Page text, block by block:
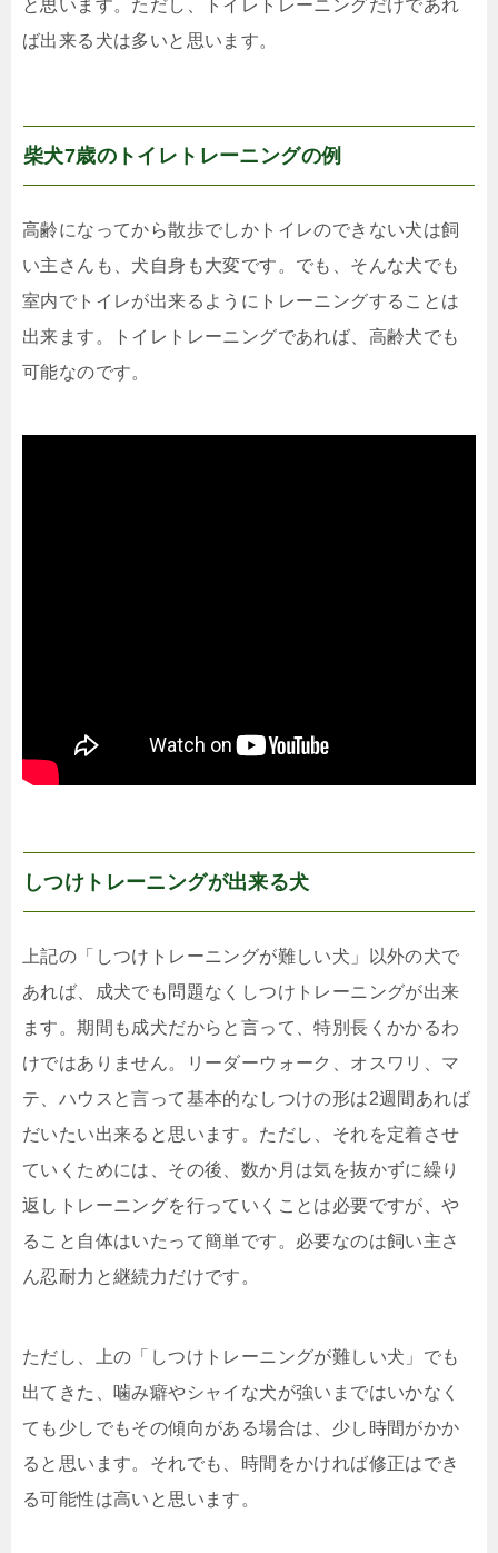
と思います。ただし、トイレトレーニングだけであれ
ば出来る犬は多いと思います。
柴犬7歳のトイレトレーニングの例
高齢になってから散歩でしかトイレのできない犬は飼
い主さんも、犬自身も大変です。でも、そんな犬でも
室内でトイレが出来るようにトレーニングすることは
出来ます。トイレトレーニングであれば、高齢犬でも
可能なのです。
しつけトレーニングが出来る犬
上記の「しつけトレーニングが難しい犬」以外の犬で
あれば、成犬でも問題なくしつけトレーニングが出来
ます。期間も成犬だからと言って、特別長くかかるわ
けではありません。リーダーウォーク、オスワリ、マ
テ、ハウスと言って基本的なしつけの形は2週間あれば
だいたい出来ると思います。ただし、それを定着させ
ていくためには、その後、数か月は気を抜かずに繰り
返しトレーニングを行っていくことは必要ですが、や
ること自体はいたって簡単です。必要なのは飼い主さ
ん忍耐力と継続力だけです。
ただし、上の「しつけトレーニングが難しい犬」でも
出てきた、噛み癖やシャイな犬が強いまではいかなく
ても少しでもその傾向がある場合は、少し時間がかか
ると思います。それでも、時間をかければ修正はでき
る可能性は高いと思います。